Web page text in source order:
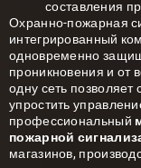
составления
Охранно-пожарная
интегрированный
одновременно
проникновения и от
одну сеть
упростить
профессиональный
пожарной
магазинов,